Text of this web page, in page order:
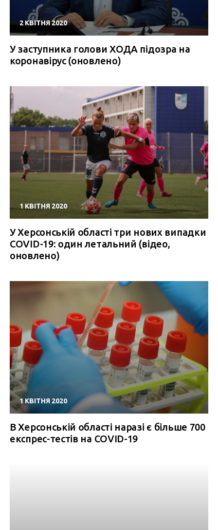
2 КВІТНЯ 2020
У заступника голови ХОДА підозра на
коронавірус (оновлено)
1 КВІТНЯ 2020
У Херсонській області три нових випадки
COVID-19: один летальний (відео,
оновлено)
1 КВІТНЯ 2020
В Херсонській області наразі є більше 700
експрес-тестів на COVID-19